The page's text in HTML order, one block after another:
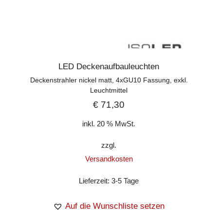
LED Deckenaufbauleuchten
Deckenstrahler nickel matt, 4xGU10 Fassung, exkl.
Leuchtmittel
€ 71,30
inkl. 20 % MwSt.
zzgl.
Versandkosten
Lieferzeit:3-5 Tage
Auf die Wunschliste setzen